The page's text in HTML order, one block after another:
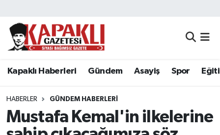
Kapaklı Haberleri Gündem Asayiş Spor
HABERLER GÜNDEM HABERLERI
Mustafa Kemal'in ilkelerine
Kapaklı Haberleri
Asayiş
Spor
Tekirdağ Nöbetçi Eczaneler
Tekirdağ Namaz Vakitleri
Tekirdağ Trafik Yoğunluk Haritası